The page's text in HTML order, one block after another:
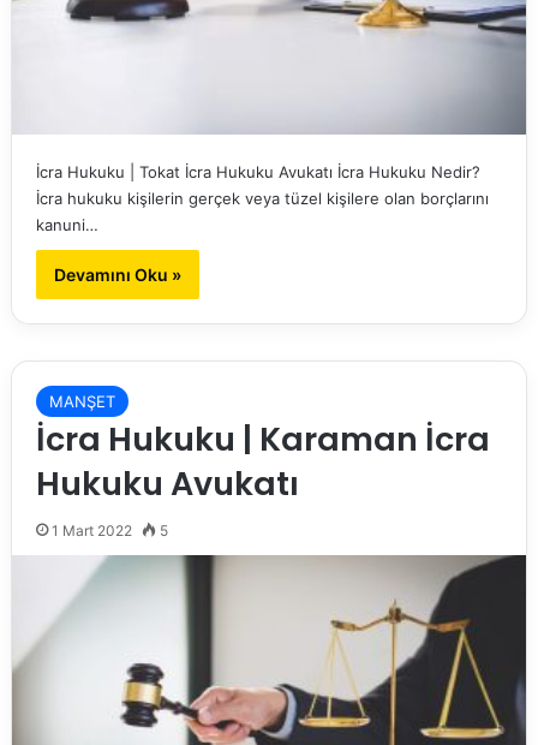
İcra Hukuku | Tokat İcra Hukuku Avukatı İcra Hukuku Nedir?
İcra hukuku kişilerin gerçek veya tüzel kişilere olan borçlarını
kanuni…
Devamını Oku »
MANŞET
İcra Hukuku | Karaman İcra
Hukuku Avukatı
1 Mart 2022 5